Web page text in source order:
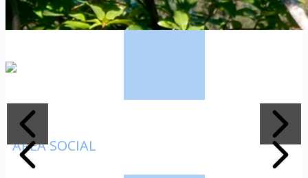
ÁREA SOCIAL